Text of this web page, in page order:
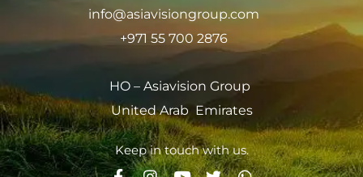
info@asiavisiongroup.com
+971 55 700 2876
HO – Asiavision Group
United Arab Emirates
Keep in touch with us.